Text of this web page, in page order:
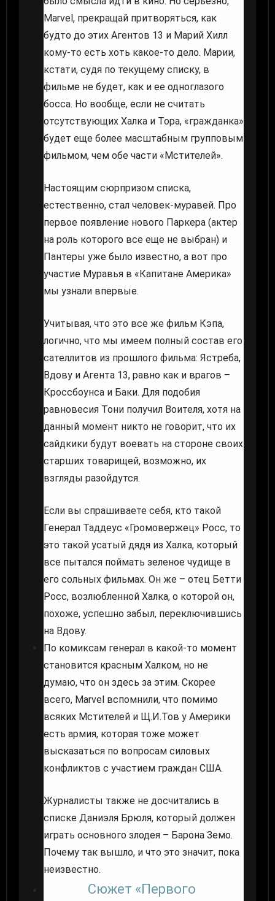
Marvel, прекращай притворяться, как
будто до этих Агентов 13 и Марий Хилл
кому-то есть хоть какое-то дело. Марии,
кстати, судя по текущему списку, в
фильме не будет, как и ее одноглазого
босса. Но вообще, если не считать
отсутствующих Халка и Тора, «гражданка»
будет еще более масштабным групповым
фильмом, чем обе части «Мстителей».
Настоящим сюрпризом списка,
естественно, стал человек-муравей. Про
первое появление нового Паркера (актер
на роль которого все еще не выбран) и
Пантеры уже было известно, а вот про
участие Муравья в «Капитане Америка»
мы узнали впервые.
Учитывая, что это все же фильм Кэпа,
логично, что мы имеем полный состав его
сателлитов из прошлого фильма: Ястреба,
Вдову и Агента 13, равно как и врагов –
Кроссбоунса и Баки. Для подобия
равновесия Тони получил Воителя, хотя на
данный момент никто не говорит, что их
сайдкики будут воевать на стороне своих
старших товарищей, возможно, их
взгляды разойдутся.
Если вы спрашиваете себя, кто такой
Генерал Таддеус «Громовержец» Росс, то
это такой усатый дядя из Халка, который
все пытался поймать зеленое чудище в
его сольных фильмах. Он же – отец Бетти
Росс, возлюбленной Халка, о которой он,
похоже, успешно забыл, переключившись
на Вдову.
По комиксам генерал в какой-то момент
становится красным Халком, но не
думаю, что он здесь за этим. Скорее
всего, Marvel вспомнили, что помимо
всяких Мстителей и Щ.И.Тов у Америки
есть армия, которая тоже может
высказаться по вопросам силовых
конфликтов с участием граждан США.
Журналисты также не досчитались в
списке Даниэля Брюля, который должен
играть основного злодея – Барона Земо.
Почему так вышло, и что это значит, пока
неизвестно.
Сюжет «Первого